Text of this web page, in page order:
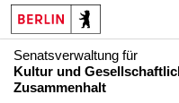
Senatsverwaltung für
Kultur und
Zusammenhalt